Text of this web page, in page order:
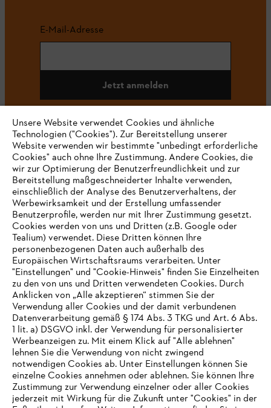
E-Mail-Adresse
Jetzt anmelden
#STIHL
Unternehmen
Häufig gestellte Fragen
Service
IHR BROWSER WIRD NICHT
UNTERSTÜTZT
Sie nutzen einen Browser, den wir noch nicht unterstützen. Für
Unsere Website verwendet Cookies und ähnliche
Technologien ("Cookies"). Zur Bereitstellung unserer
Website verwenden wir bestimmte "unbedingt erforderliche
Cookies" auch ohne Ihre Zustimmung. Andere Cookies, die
wir zur Optimierung der Benutzerfreundlichkeit und zur
Bereitstellung maßgeschneiderter Inhalte verwenden,
einschließlich der Analyse des Benutzerverhaltens, der
Werbewirksamkeit und der Erstellung umfassender
Benutzerprofile, werden nur mit Ihrer Zustimmung gesetzt.
Cookies werden von uns und Dritten (z.B. Google oder
Tealium) verwendet. Diese Dritten können Ihre
personenbezogenen Daten auch außerhalb des
Europäischen Wirtschaftsraums verarbeiten. Unter
"Einstellungen" und "Cookie-Hinweis" finden Sie Einzelheiten
zu den von uns und Dritten verwendeten Cookies. Durch
Anklicken von „Alle akzeptieren“ stimmen Sie der
Verwendung aller Cookies und der damit verbundenen
Datenverarbeitung gemäß § 174 Abs. 3 TKG und Art. 6 Abs.
1 lit. a) DSGVO inkl. der Verwendung für personalisierter
Werbeanzeigen zu. Mit einem Klick auf "Alle ablehnen"
lehnen Sie die Verwendung von nicht zwingend
notwendigen Cookies ab. Unter Einstellungen können Sie
einzelne Cookies annehmen oder ablehnen. Sie können Ihre
Zustimmung zur Verwendung einzelner oder aller Cookies
jederzeit mit Wirkung für die Zukunft unter "Cookies" in der